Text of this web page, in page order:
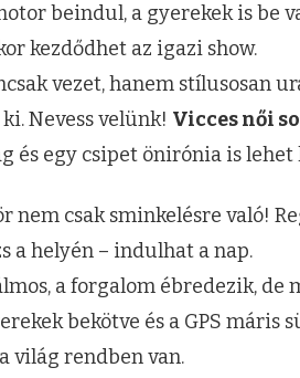
beindul, a gyerekek is be
kezdődhet az igazi show.
vezet, hanem stílusosan
Nevess velünk! Vicces női
és egy csipet önirónia is lehet
nem csak sminkelésre való!
a helyén – indulhat a nap.
a forgalom ébredezik, de
bekötve és a GPS máris
világ rendben van.